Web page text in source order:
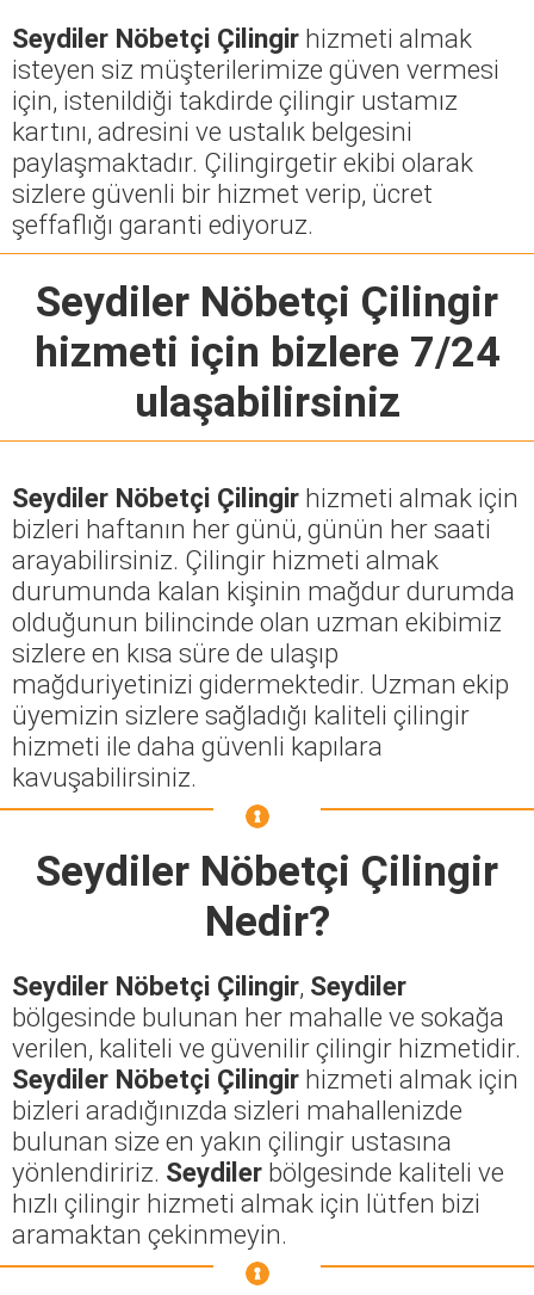
Seydiler Nöbetçi Çilingir hizmeti almak
isteyen siz müşterilerimize güven vermesi
için, istenildiği takdirde çilingir ustamız
kartını, adresini ve ustalık belgesini
paylaşmaktadır. Çilingirgetir ekibi olarak
sizlere güvenli bir hizmet verip, ücret
şeffaflığı garanti ediyoruz.
Seydiler Nöbetçi Çilingir
hizmeti için bizlere 7/24
ulaşabilirsiniz
Seydiler Nöbetçi Çilingir hizmeti almak için
bizleri haftanın her günü, günün her saati
arayabilirsiniz. Çilingir hizmeti almak
durumunda kalan kişinin mağdur durumda
olduğunun bilincinde olan uzman ekibimiz
sizlere en kısa süre de ulaşıp
mağduriyetinizi gidermektedir. Uzman ekip
üyemizin sizlere sağladığı kaliteli çilingir
hizmeti ile daha güvenli kapılara
kavuşabilirsiniz.
Seydiler Nöbetçi Çilingir
Nedir?
Seydiler Nöbetçi Çilingir, Seydiler
bölgesinde bulunan her mahalle ve sokağa
verilen, kaliteli ve güvenilir çilingir hizmetidir.
Seydiler Nöbetçi Çilingir hizmeti almak için
bizleri aradığınızda sizleri mahallenizde
bulunan size en yakın çilingir ustasına
yönlendiririz. Seydiler bölgesinde kaliteli ve
hızlı çilingir hizmeti almak için lütfen bizi
aramaktan çekinmeyin.